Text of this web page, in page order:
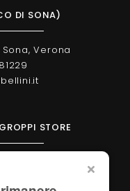
DI SONA)
Verona
STORE